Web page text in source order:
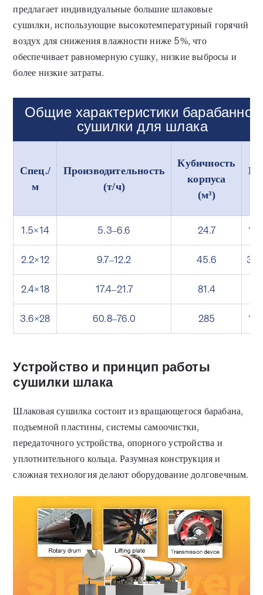
предлагает индивидуальные большие шлаковые
сушилки, использующие высокотемпературный горячий
воздух для снижения влажности ниже 5%, что
обеспечивает равномерную сушку, низкие выбросы и
более низкие затраты.
Общие характеристики барабанной
сушилки для шлака
Спец./
м
Производительность
(т/ч)
Кубичность
корпуса
(м³)
1.5×14 5.3–6.6 24.7
2.2×12 9.7–12.2 45.6
2.4×18 17.4–21.7 81.4
3.6×28 60.8–76.0 285
Устройство и принцип работы
сушилки шлака
Шлаковая сушилка состоит из вращающегося барабана,
подъемной пластины, системы самоочистки,
передаточного устройства, опорного устройства и
уплотнительного кольца. Разумная конструкция и
сложная технология делают оборудование долговечным.